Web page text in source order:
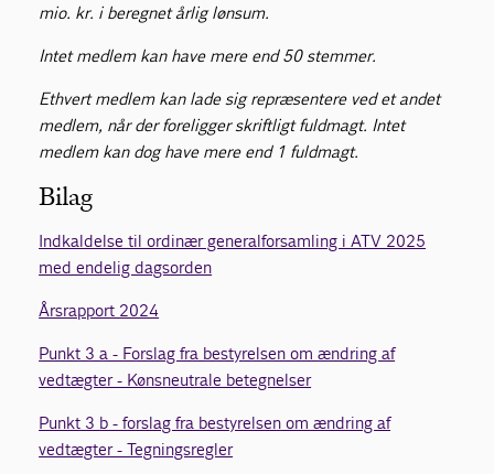
mio. kr. i beregnet årlig lønsum.
Intet medlem kan have mere end 50 stemmer.
Ethvert medlem kan lade sig repræsentere ved et andet
medlem, når der foreligger skriftligt fuldmagt. Intet
medlem kan dog have mere end 1 fuldmagt.
Bilag
Indkaldelse til ordinær generalforsamling i ATV 2025
med endelig dagsorden
Årsrapport 2024
Punkt 3 a - Forslag fra bestyrelsen om ændring af
vedtægter - Kønsneutrale betegnelser
Punkt 3 b - forslag fra bestyrelsen om ændring af
vedtægter - Tegningsregler